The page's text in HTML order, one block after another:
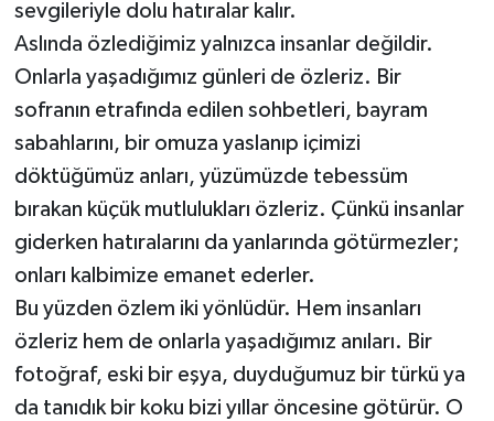
sevgileriyle dolu hatıralar kalır.
Aslında özlediğimiz yalnızca insanlar değildir.
Onlarla yaşadığımız günleri de özleriz. Bir
sofranın etrafında edilen sohbetleri, bayram
sabahlarını, bir omuza yaslanıp içimizi
döktüğümüz anları, yüzümüzde tebessüm
bırakan küçük mutlulukları özleriz. Çünkü insanlar
giderken hatıralarını da yanlarında götürmezler;
onları kalbimize emanet ederler.
Bu yüzden özlem iki yönlüdür. Hem insanları
özleriz hem de onlarla yaşadığımız anıları. Bir
fotoğraf, eski bir eşya, duyduğumuz bir türkü ya
da tanıdık bir koku bizi yıllar öncesine götürür. O